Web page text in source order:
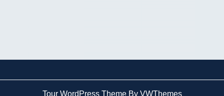
Tour WordPress Theme By VWThemes